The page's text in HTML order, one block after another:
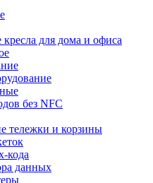
для дома и офиса
без NFC
тележки и корзины
кода
данных